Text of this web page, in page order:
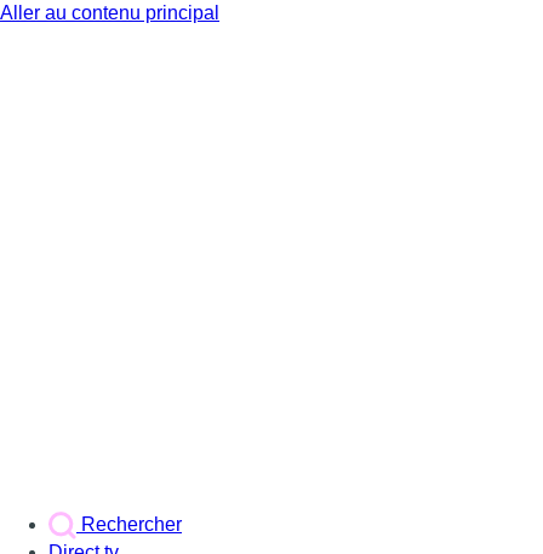
Aller au contenu principal
Rechercher